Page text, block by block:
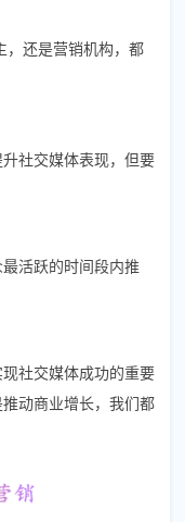
，还是营销机构，都
社交媒体表现，但要
活跃的时间段内推
社交媒体成功的重要
动商业增长，我们都